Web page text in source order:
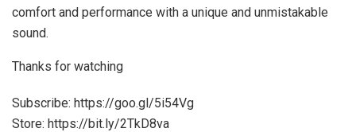
comfort and performance with a unique and unmistakable
sound.
Thanks for watching
Subscribe: https://goo.gl/5i54Vg
Store: https://bit.ly/2TkD8va